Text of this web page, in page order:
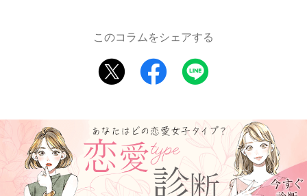
このコラムをシェアする